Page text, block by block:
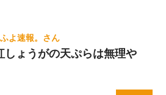
よ速報。
しょうがの天ぷらは無理や